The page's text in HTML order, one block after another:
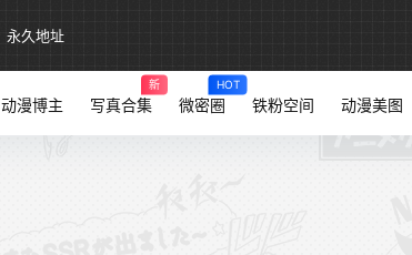
永久地址
动漫博主 写真合集
新
微密圈
HOT
铁粉空间 动漫美图